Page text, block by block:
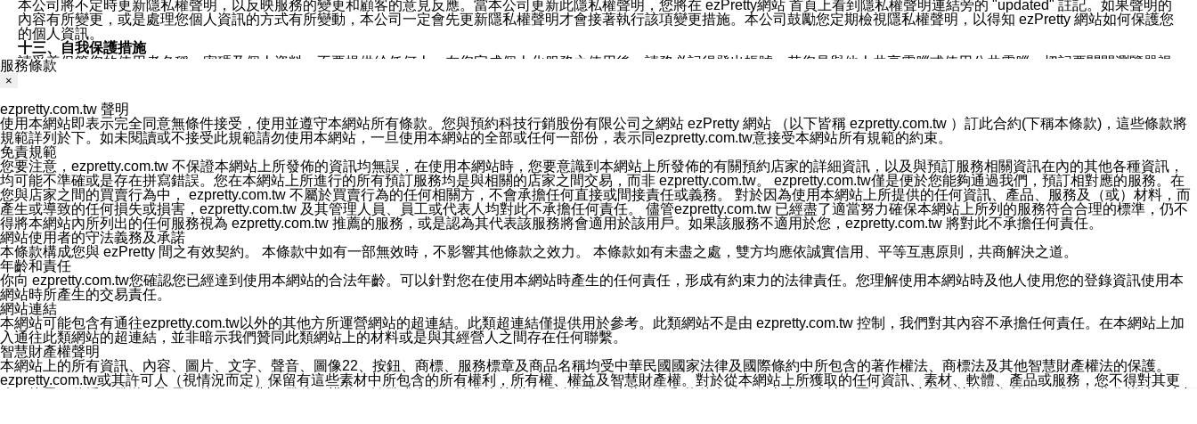
本公司將不定時更新隱私權聲明，以反映服務的變更和顧客的意見反應。當本公司更新此隱私權聲明，您將在 ezPretty網站 首頁上看到隱私權聲明連結旁的 "updated" 註記。如果聲明的
內容有所變更，或是處理您個人資訊的方式有所變動，本公司一定會先更新隱私權聲明才會接著執行該項變更措施。本公司鼓勵您定期檢視隱私權聲明，以得知 ezPretty 網站如何保護您
的個人資訊。
十三、自我保護措施
請妥善保管您的使用者名稱、密碼及個人資料，不要提供給任何人。在您完成個人化服務之使用後，請務必記得登出帳號。若您是與他人共享電腦或使用公共電腦，切記要關閉瀏覽器視
窗，以防止他人讀取您的個人資料、信件或進入所機關管理區。
您同意本公司網站，透過您所提供的郵件地址與您取得聯絡並傳送或宣傳本網站各項服務之資料或電子郵件供您參考。您能依照該資料或電子郵件所指示之方法、說明或功能連結，隨時
停止接收這些資料或電子郵件。
十五、訊息通知
本公司/本服務將以通知型訊息傳送重要訊息給您。即使未加入本公司/本服務好友，您仍可接收到通知型訊息。
本公司/本服務傳送之通知型訊息以對您有效且重要的訊息為限，以廣告或其他目的的訊息皆不會被傳送。滿足以下三個條件者，將可收到通知型訊息。
1.LINE 帳號設定的電話號碼與本公司/本服務所傳來的電話號碼比對相符。
2.該 LINE 帳號已在 LINE APP 設定中，同意接收通知型訊息。
3.LINE 帳號未封鎖傳送訊息之 LINE 官方帳號。
欲變更通知型訊息的設定，操作如下：
1.點選「主頁」＞「設定」
2.點選「隱私設定」
3.點選「提供使用資料」
4.點選「LINE通知型訊息」
5.開關「接收LINE通知型訊息」
❗️關閉「接收通知型訊息」後，將不會接收到來自任何企業官方帳號或認證官方帳號的通知型訊息。
服務條款
×
ezpretty.com.tw 聲明
使用本網站即表示完全同意無條件接受，使用並遵守本網站所有條款。您與預約科技行銷股份有限公司之網站 ezPretty 網站 （以下皆稱 ezpretty.com.tw ）訂此合約(下稱本條款)，這些條款將
規範詳列於下。如未閱讀或不接受此規範請勿使用本網站，一旦使用本網站的全部或任何一部份，表示同ezpretty.com.tw意接受本網站所有規範的約束。
免責規範
您要注意，ezpretty.com.tw 不保證本網站上所發佈的資訊均無誤，在使用本網站時，您要意識到本網站上所發佈的有關預約店家的詳細資訊，以及與預訂服務相關資訊在內的其他各種資訊，
均可能不準確或是存在拼寫錯誤。您在本網站上所進行的所有預訂服務均是與相關的店家之間交易，而非 ezpretty.com.tw。 ezpretty.com.tw僅是便於您能夠通過我們，預訂相對應的服務。在
您與店家之間的買賣行為中， ezpretty.com.tw 不屬於買賣行為的任何相關方，不會承擔任何直接或間接責任或義務。 對於因為使用本網站上所提供的任何資訊、產品、服務及（或）材料，而
產生或導致的任何損失或損害，ezpretty.com.tw 及其管理人員、員工或代表人均對此不承擔任何責任。 儘管ezpretty.com.tw 已經盡了適當努力確保本網站上所列的服務符合合理的標準，仍不
得將本網站內所列出的任何服務視為 ezpretty.com.tw 推薦的服務，或是認為其代表該服務將會適用於該用戶。如果該服務不適用於您，ezpretty.com.tw 將對此不承擔任何責任。
網站使用者的守法義務及承諾
本條款構成您與 ezPretty 間之有效契約。 本條款中如有一部無效時，不影響其他條款之效力。 本條款如有未盡之處，雙方均應依誠實信用、平等互惠原則，共商解決之道。
年齡和責任
你向 ezpretty.com.tw您確認您已經達到使用本網站的合法年齡。可以針對您在使用本網站時產生的任何責任，形成有約束力的法律責任。您理解使用本網站時及他人使用您的登錄資訊使用本
網站時所產生的交易責任。
網站連結
本網站可能包含有通往ezpretty.com.tw以外的其他方所運營網站的超連結。此類超連結僅提供用於參考。此類網站不是由 ezpretty.com.tw 控制，我們對其內容不承擔任何責任。在本網站上加
入通往此類網站的超連結，並非暗示我們贊同此類網站上的材料或是與其經營人之間存在任何聯繫。
智慧財產權聲明
本網站上的所有資訊、內容、圖片、文字、聲音、圖像22、按鈕、商標、服務標章及商品名稱均受中華民國國家法律及國際條約中所包含的著作權法、商標法及其他智慧財產權法的保護。
ezpretty.com.tw或其許可人（視情況而定）保留有這些素材中所包含的所有權利，所有權、權益及智慧財產權。對於從本網站上所獲取的任何資訊、素材、軟體、產品或服務，您不得對其更